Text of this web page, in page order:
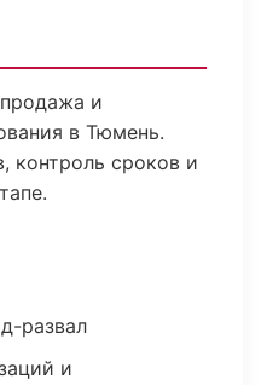
и
в Тюмень.
контроль сроков и
развал
и